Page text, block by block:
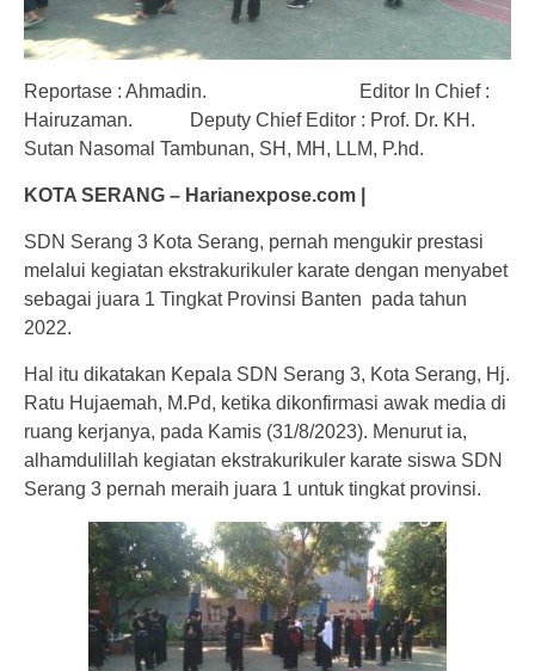
Reportase : Ahmadin. Editor In Chief :
Hairuzaman. Deputy Chief Editor : Prof. Dr. KH.
Sutan Nasomal Tambunan, SH, MH, LLM, P.hd.
KOTA SERANG – Harianexpose.com |
SDN Serang 3 Kota Serang, pernah mengukir prestasi
melalui kegiatan ekstrakurikuler karate dengan menyabet
sebagai juara 1 Tingkat Provinsi Banten pada tahun
2022.
Hal itu dikatakan Kepala SDN Serang 3, Kota Serang, Hj.
Ratu Hujaemah, M.Pd, ketika dikonfirmasi awak media di
ruang kerjanya, pada Kamis (31/8/2023). Menurut ia,
alhamdulillah kegiatan ekstrakurikuler karate siswa SDN
Serang 3 pernah meraih juara 1 untuk tingkat provinsi.